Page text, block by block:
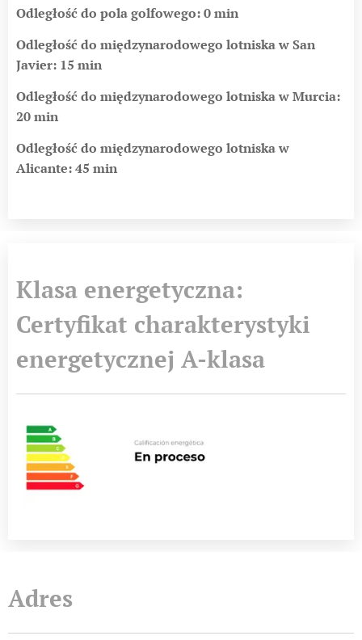
Odległość do pola golfowego: 0 min
Odległość do międzynarodowego lotniska w San
Javier: 15 min
Odległość do międzynarodowego lotniska w Murcia:
20 min
Odległość do międzynarodowego lotniska w
Alicante: 45 min
Klasa energetyczna:
Certyfikat charakterystyki
energetycznej A-klasa
Adres